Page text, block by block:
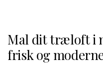
Mal dit træloft i
frisk og